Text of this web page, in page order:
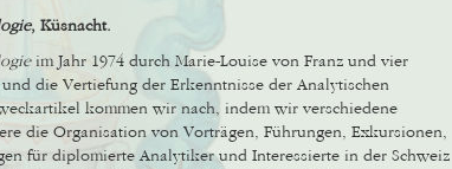
, Küsnacht.
im Jahr 1974 durch Marie-Louise von Franz und vier
die Vertiefung der Erkenntnisse der Analytischen
kommen wir nach, indem wir verschiedene
die Organisation von Vorträgen, Führungen, Exkursionen,
für diplomierte Analytiker und Interessierte in der Schweiz